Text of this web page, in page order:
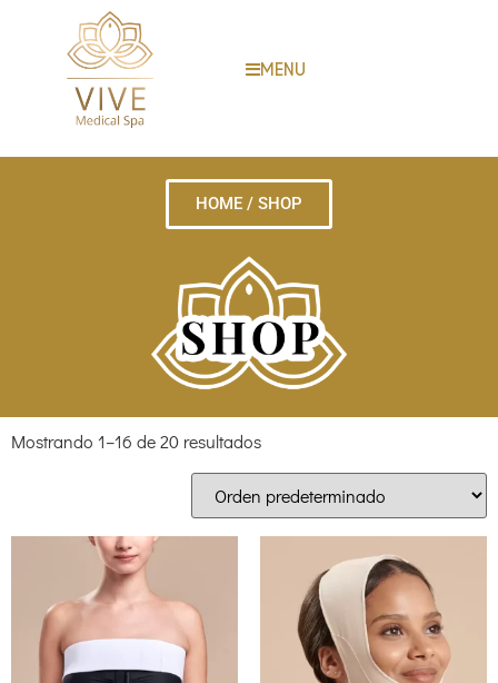
MENU
HOME / SHOP
Mostrando 1–16 de 20 resultados